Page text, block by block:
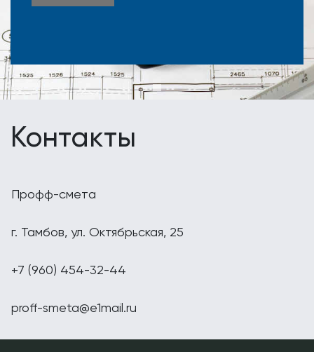
Контакты
Профф-смета
г. Тамбов, ул. Октябрьская, 25
+7 (960) 454-32-44
proff-smeta@e1mail.ru